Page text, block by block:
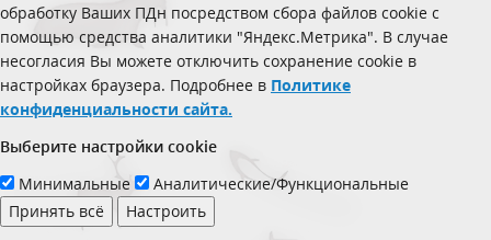
обработку Ваших ПДн посредством сбора файлов cookie с
помощью средства аналитики "Яндекс.Метрика". В случае
несогласия Вы можете отключить сохранение cookie в
настройках браузера. Подробнее в Политике
конфиденциальности сайта.
Выберите настройки cookie
Минимальные
Аналитические/Функциональные
Принять всё
Настроить